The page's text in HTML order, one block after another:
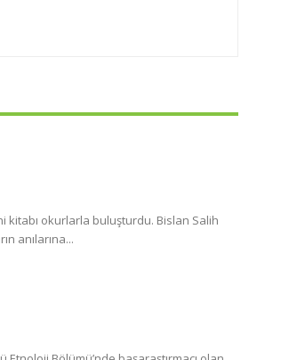
kitabı okurlarla buluşturdu. Bislan Salih
anılarına...